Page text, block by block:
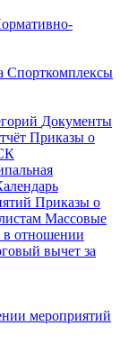
Cпорткомплексы
Документы
Приказы о
Приказы о
Массовые
отношении
вычет за
мероприятий